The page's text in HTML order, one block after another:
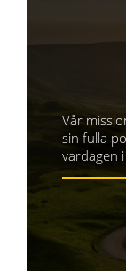
Vår
sin fulla
vardagen